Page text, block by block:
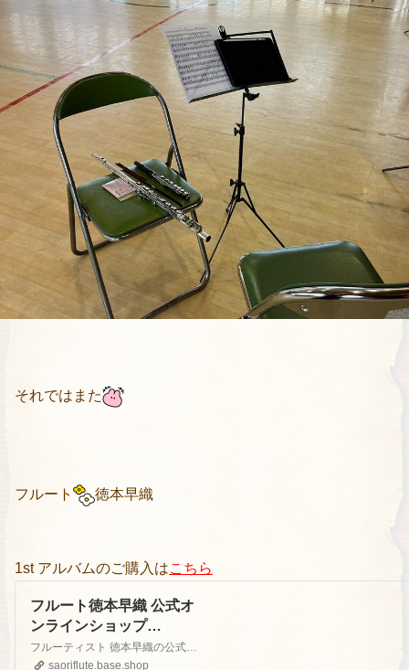
それではまた
フルート 徳本早織
1st アルバムのご購入はこちら
フルート徳本早織 公式オ
ンラインショップ
powered by BASE
フルーティスト 徳本早織の公式オンラインショップです。ホームページはこちら↓http://tokumoto-saori.com
saoriflute.base.shop